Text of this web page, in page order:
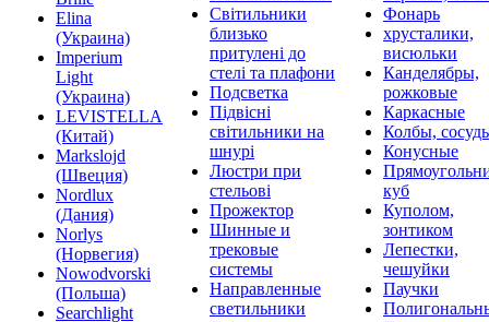
Elina
(Украина)
Imperium
Light
(Украина)
LEVISTELLA
(Китай)
Markslojd
(Швеция)
Nordlux
(Дания)
Norlys
(Норвегия)
Nowodvorski
(Польша)
Searchlight
Світильники
близько
притулені до
стелі та плафони
Подсветка
Підвісні
світильники на
шнурі
Люстри при
стельові
Прожектор
Шинные и
трековые
системы
Направленные
светильники
Фонарь
хрусталики,
висюльки
Канделябры,
рожковые
Каркасные
Колбы,
Конусные
куб
Куполом,
зонтиком
Лепестки,
чешуйки
Паучки